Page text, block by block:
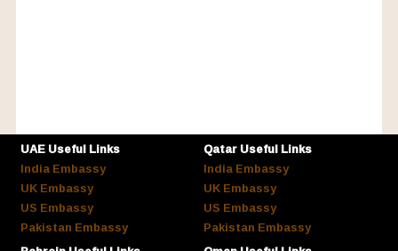
UAE Useful Links
India Embassy
UK Embassy
US Embassy
Pakistan Embassy
Qatar Useful Links
India Embassy
UK Embassy
US Embassy
Pakistan Embassy